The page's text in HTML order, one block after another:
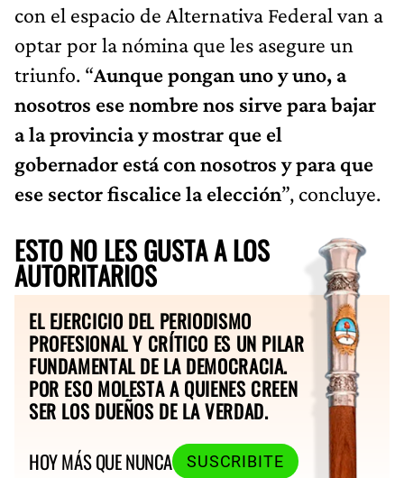
con el espacio de Alternativa Federal van a
optar por la nómina que les asegure un
triunfo. “Aunque pongan uno y uno, a
nosotros ese nombre nos sirve para bajar
a la provincia y mostrar que el
gobernador está con nosotros y para que
ese sector fiscalice la elección”, concluye.
ESTO NO LES GUSTA A LOS
AUTORITARIOS
EL EJERCICIO DEL PERIODISMO
PROFESIONAL Y CRÍTICO ES UN PILAR
FUNDAMENTAL DE LA DEMOCRACIA.
POR ESO MOLESTA A QUIENES CREEN
SER LOS DUEÑOS DE LA VERDAD.
HOY MÁS QUE NUNCA
SUSCRIBITE